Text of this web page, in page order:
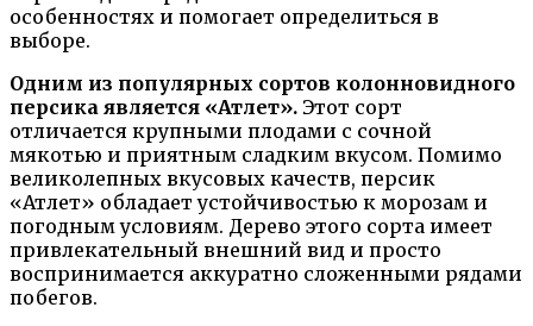
особенностях и помогает определиться в
выборе.
Одним из популярных сортов колонновидного
персика является «Атлет». Этот сорт
отличается крупными плодами с сочной
мякотью и приятным сладким вкусом. Помимо
великолепных вкусовых качеств, персик
«Атлет» обладает устойчивостью к морозам и
погодным условиям. Дерево этого сорта имеет
привлекательный внешний вид и просто
воспринимается аккуратно сложенными рядами
побегов.